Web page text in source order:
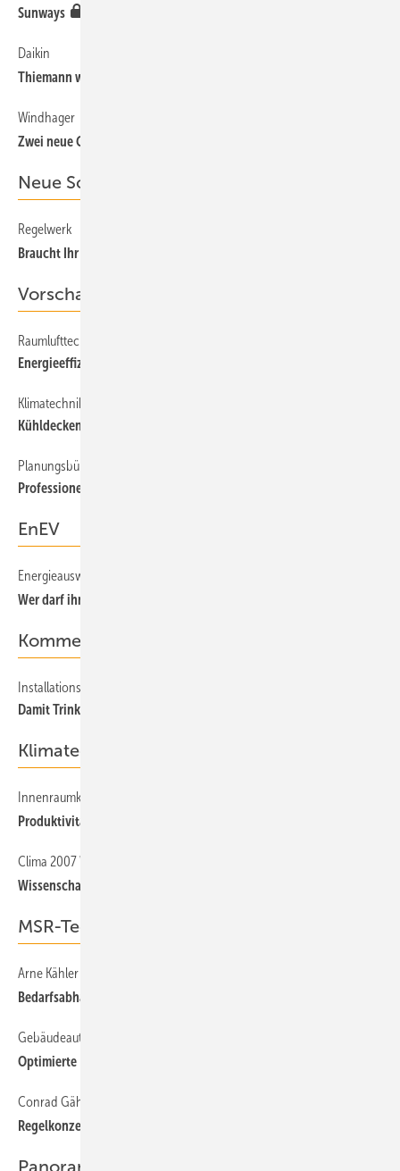
Sunways
Daikin
Thiemann wechselt nach Brüssel
Windhager
Zwei neue Gebietsleiter
Neue Schriften
Regelwerk
Braucht Ihr Archiv ein Update?
Vorschau
Raumlufttechnik
Energieeffizienz-Diskussion erreicht Luftfiltermarkt
Klimatechnik
Kühldeckenmarkt: Fünf strategische Gruppen
Planungsbüro
Professionelles Controlling — auch für kleine Büros?
EnEV
Energieausweis
Wer darf ihn ausstellen?
Kommentar
Installationstechnik
Damit Trinkwasser Trinkwasser bleibt
Klimatechnik
Innenraumklima
Produktivität bei Planung beachten
Clima 2007 WellBeing Indoors
Wissenschaftler fordern EPBD-Novelle
MSR-Technik
Arne Kähler über Techems ecotech
Bedarfsabhängige Vorlauftemperatur
Gebäudeautomation
Optimierte Regelung spart 25%
Conrad Gähler zu Mikro-KWK
Regelkonzept ist die halbe Miete
Panorama